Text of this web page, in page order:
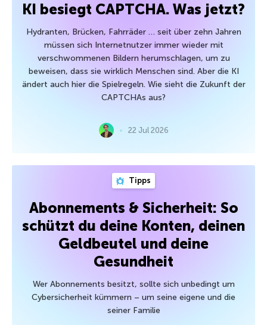
KI besiegt CAPTCHA. Was jetzt?
Hydranten, Brücken, Fahrräder … seit über zehn Jahren
müssen sich Internetnutzer immer wieder mit
verschwommenen Bildern herumschlagen, um zu
beweisen, dass sie wirklich Menschen sind. Aber die KI
ändert auch hier die Spielregeln. Wie sieht die Zukunft der
CAPTCHAs aus?
22 Jul 2026
Tipps
Abonnements & Sicherheit: So
schützt du deine Konten, deinen
Geldbeutel und deine
Gesundheit
Wer Abonnements besitzt, sollte sich unbedingt um
Cybersicherheit kümmern – um seine eigene und die
seiner Familie